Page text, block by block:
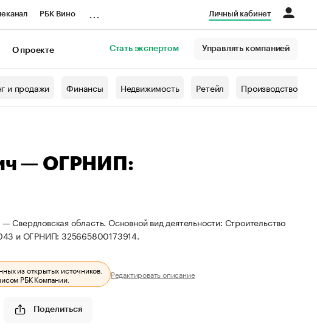
РБК Вино Личный кабинет
О проекте Стать экспертом Управлять компанией
и продажи Финансы Недвижимость Ретейл Производство
— ОГРНИП:
Свердловская область. Основной вид деятельности: Строительство
и ОГРНИП: 325665800173914.
из открытых источников.
РБК Компании. Редактировать описание
Поделиться